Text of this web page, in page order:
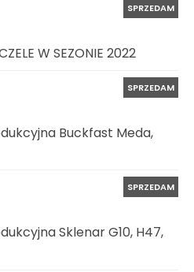
SPRZEDAM
W SEZONIE 2022
SPRZEDAM
Buckfast Meda,
SPRZEDAM
Sklenar G10, H47,